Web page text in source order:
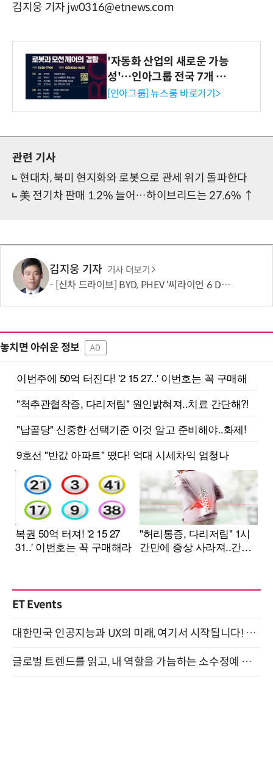
김지웅 기자 jw0316@etnews.com
'자동화 산업의 새로운 가능
성'…인아그룹 전국 7개 도
시 세미나 페어 개최
[인아그룹] 뉴스룸 바로가기>
관련 기사
현대차, 북미 현지화와 로봇으로 관세 위기 돌파한다
美 전기차 판매 1.2% 늘어…하이브리드는 27.6% ↑
김지웅 기자 기사 더보기
[신차 드라이브] BYD, PHEV '씨라이언 6 DM-i'
놓치면 아쉬운 정보 AD
ET Events
대한민국 인공지능과 UX의 미래, 여기서 시작됩니다! UX Korea 2026 - Fall 9월 2일 개최
글로벌 트렌드를 읽고, 내 역할을 가늠하는 소수정예 실습 워크숍 (8/28)